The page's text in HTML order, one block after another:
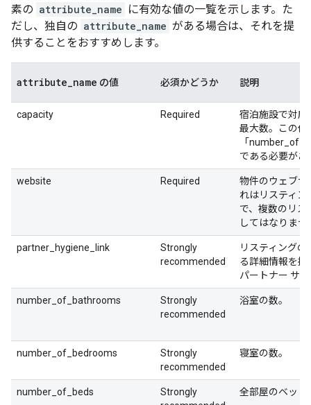
素の attribute_name に有効な値の一覧を示します。た
だし、独自の attribute_name がある場合は、それを提
供することをおすすめします。
attribute name の値 必須かどうか 説明
capacity Required
宿泊施設で対応
最大数。この値
「
である必要があ
website Required
物件のウェブサ
れはリスティン
で、複数のリス
してはなりませ
partner_hygiene_link
Strongly
recommended
リスティング
る詳細情報を
パートナー サ
number_of_bathrooms
Strongly
recommended
浴室の数。
number_of_bedrooms
Strongly
recommended
寝室の数。
number_of_beds
Strongly
全部屋のベッド